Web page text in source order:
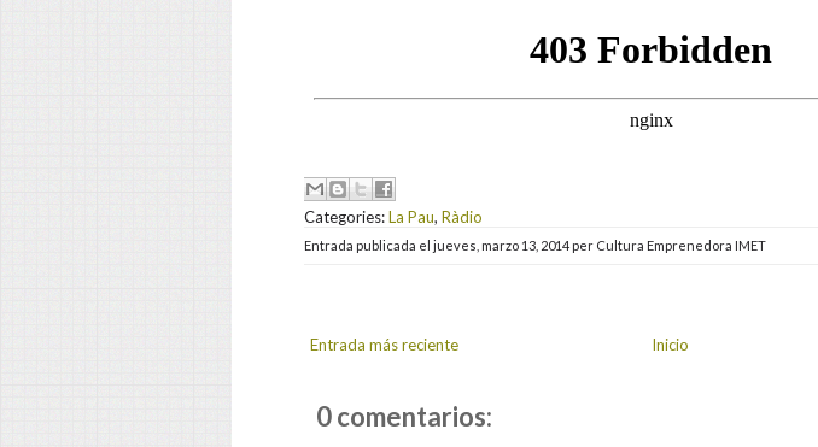
Categories:La Pau, Ràdio
Entrada publicada el jueves, marzo 13, 2014 per Cultura Emprenedora IMET
Entrada más reciente Inicio
0 comentarios: